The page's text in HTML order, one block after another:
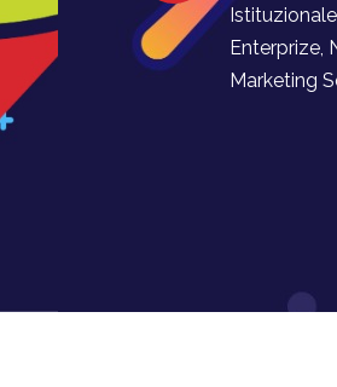
Enterprize,
Marketing